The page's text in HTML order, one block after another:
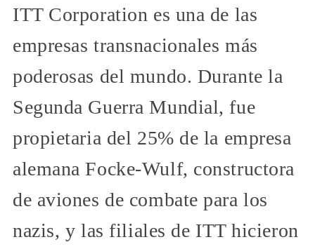
ITT Corporation es una de las
empresas transnacionales más
poderosas del mundo. Durante la
Segunda Guerra Mundial, fue
propietaria del 25% de la empresa
alemana Focke-Wulf, constructora
de aviones de combate para los
nazis, y las filiales de ITT hicieron